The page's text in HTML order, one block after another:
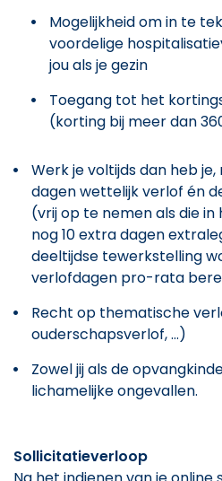
Mogelijkheid om in te
voordelige
jou als je gezin
Toegang tot het
(korting bij meer dan
Werk je voltijds dan heb
dagen wettelijk verlof én
(vrij op te nemen als die
nog 10 extra dagen
deeltijdse tewerkstelling
verlofdagen pro-rata
Recht op thematische
ouderschapsverlof, ...)
Zowel jij als de
lichamelijke ongevallen.
Sollicitatieverloop